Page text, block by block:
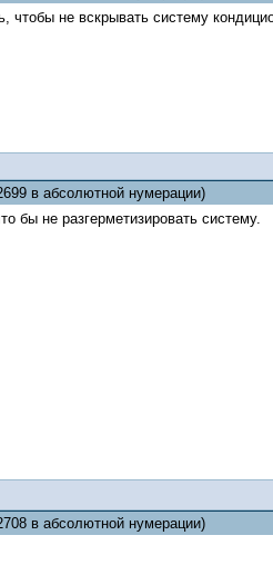
чтобы не вскрывать систему
в абсолютной нумерации)
бы не разгерметизировать систему.
в абсолютной нумерации)